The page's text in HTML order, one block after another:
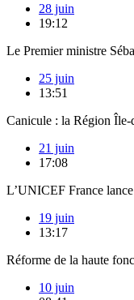
28 juin
19:12
Le Premier ministre
25 juin
13:51
Canicule : la Région
21 juin
17:08
L’UNICEF France
19 juin
13:17
Réforme de la haute
10 juin